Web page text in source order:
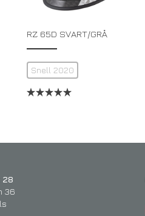
RZ 65D SVART/GRÅ
Snell 2020
28
36